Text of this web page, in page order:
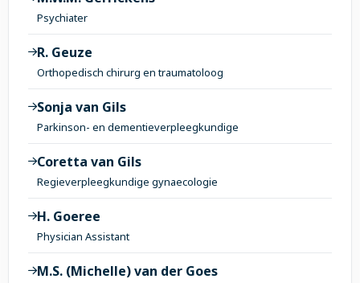
Psychiater
R. Geuze
Orthopedisch chirurg en traumatoloog
Sonja van Gils
Parkinson- en dementieverpleegkundige
Coretta van Gils
Regieverpleegkundige gynaecologie
H. Goeree
Physician Assistant
M.S. (Michelle) van der Goes